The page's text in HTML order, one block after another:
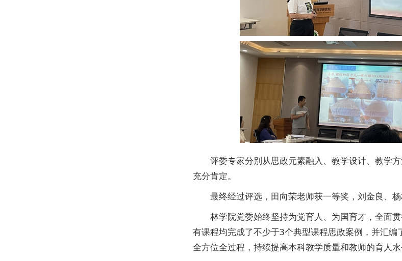
评委专家分别从思政元素融入、教学设计、教学
充分肯定。
最终经过评选，田向荣老师获一等奖，刘金良、
林学院党委始终坚持为党育人、为国育才，全面
有课程均完成了不少于3个典型课程思政案例，并汇
全方位全过程，持续提高本科教学质量和教师的育人水